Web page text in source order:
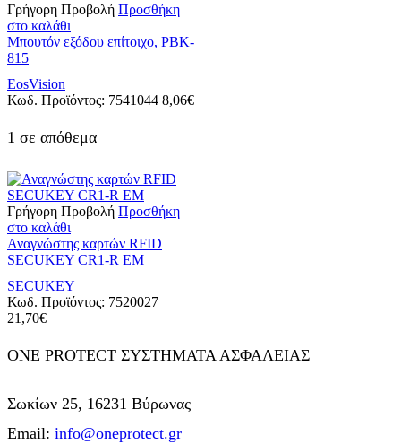
Γρήγορη Προβολή Προσθήκη
στο καλάθι
Μπουτόν εξόδου επίτοιχο, PBK-
815
EosVision
Κωδ. Προϊόντος: 7541044 8,06€
1 σε απόθεμα
Γρήγορη Προβολή Προσθήκη
στο καλάθι
Αναγνώστης καρτών RFID
SECUKEY CR1-R EM
SECUKEY
Κωδ. Προϊόντος: 7520027
21,70€
ONE PROTECT ΣΥΣΤΗΜΑΤΑ ΑΣΦΑΛΕΙΑΣ
Σωκίων 25, 16231 Βύρωνας
Email: info@oneprotect.gr